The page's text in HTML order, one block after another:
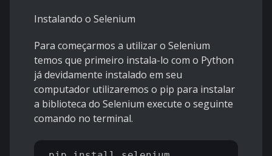
Instalando o Selenium
Para começarmos a utilizar o Selenium
temos que primeiro instala-lo com o Python
já devidamente instalado em seu
computador utilizaremos o pip para instalar
a biblioteca do Selenium execute o seguinte
comando no terminal.